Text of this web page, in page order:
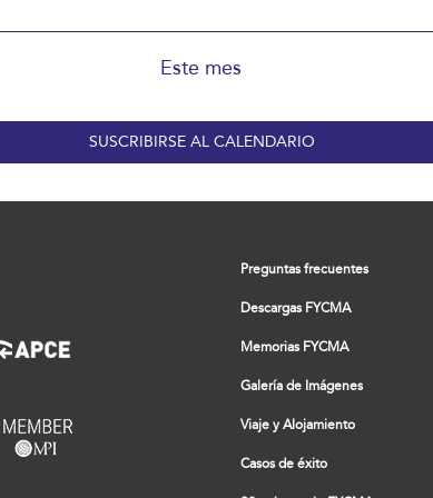
Este mes
SUSCRIBIRSE AL CALENDARIO
Preguntas frecuentes
Descargas FYCMA
Memorias FYCMA
Galería de Imágenes
Viaje y Alojamiento
Casos de éxito